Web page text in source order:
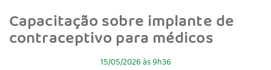
Capacitação sobre implante de
contraceptivo para médicos
15/05/2026 às 9h36